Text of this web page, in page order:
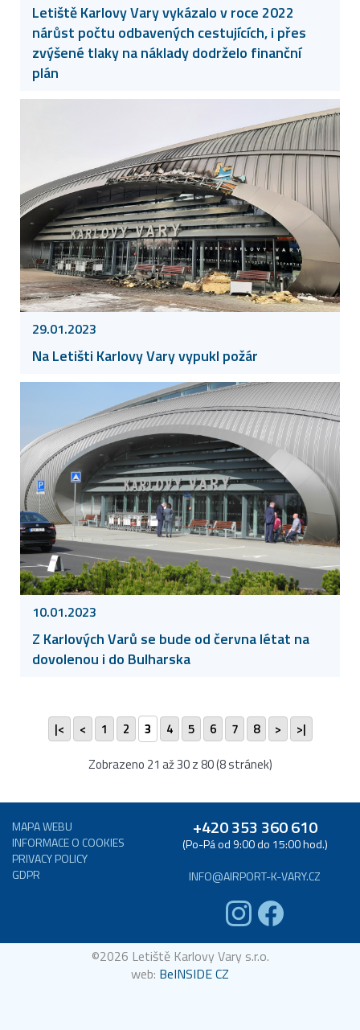
Letiště Karlovy Vary vykázalo v roce 2022
nárůst počtu odbavených cestujících, i přes
zvýšené tlaky na náklady dodrželo finanční
plán
29.01.2023
Na Letišti Karlovy Vary vypukl požár
10.01.2023
Z Karlových Varů se bude od června létat na
dovolenou i do Bulharska
|< < 1 2 3 4 5 6 7 8 >
>|
Zobrazeno 21 až 30 z 80 (8 stránek)
MAPA WEBU
INFORMACE O COOKIES
PRIVACY POLICY
GDPR
+420 353 360 610
(Po-Pá od 9:00 do 15:00 hod.)
INFO@AIRPORT-K-VARY.CZ
©2026 Letiště Karlovy Vary s.r.o.
web: BeINSIDE CZ